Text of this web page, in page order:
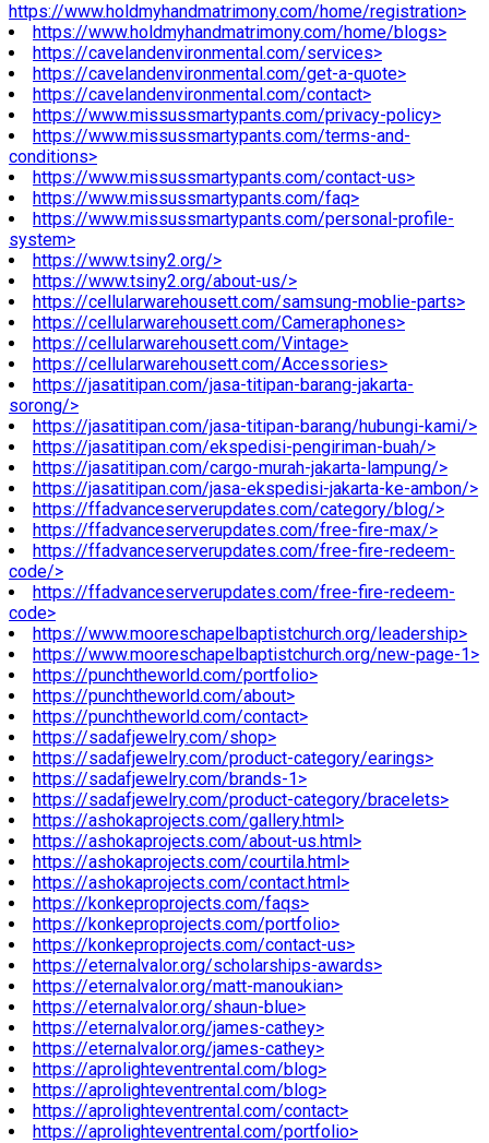
https://www.holdmyhandmatrimony.com/home/registration>
https://www.holdmyhandmatrimony.com/home/blogs>
https://cavelandenvironmental.com/services>
https://cavelandenvironmental.com/get-a-quote>
https://cavelandenvironmental.com/contact>
https://www.missussmartypants.com/privacy-policy>
https://www.missussmartypants.com/terms-and-
conditions>
https://www.missussmartypants.com/contact-us>
https://www.missussmartypants.com/faq>
https://www.missussmartypants.com/personal-profile-
system>
https://www.tsiny2.org/>
https://www.tsiny2.org/about-us/>
https://cellularwarehousett.com/samsung-moblie-parts>
https://cellularwarehousett.com/Cameraphones>
https://cellularwarehousett.com/Vintage>
https://cellularwarehousett.com/Accessories>
https://jasatitipan.com/jasa-titipan-barang-jakarta-
sorong/>
https://jasatitipan.com/jasa-titipan-barang/hubungi-kami/>
https://jasatitipan.com/ekspedisi-pengiriman-buah/>
https://jasatitipan.com/cargo-murah-jakarta-lampung/>
https://jasatitipan.com/jasa-ekspedisi-jakarta-ke-ambon/>
https://ffadvanceserverupdates.com/category/blog/>
https://ffadvanceserverupdates.com/free-fire-max/>
https://ffadvanceserverupdates.com/free-fire-redeem-
code/>
https://ffadvanceserverupdates.com/free-fire-redeem-
code>
https://www.mooreschapelbaptistchurch.org/leadership>
https://www.mooreschapelbaptistchurch.org/new-page-1>
https://punchtheworld.com/portfolio>
https://punchtheworld.com/about>
https://punchtheworld.com/contact>
https://sadafjewelry.com/shop>
https://sadafjewelry.com/product-category/earings>
https://sadafjewelry.com/brands-1>
https://sadafjewelry.com/product-category/bracelets>
https://ashokaprojects.com/gallery.html>
https://ashokaprojects.com/about-us.html>
https://ashokaprojects.com/courtila.html>
https://ashokaprojects.com/contact.html>
https://konkeproprojects.com/faqs>
https://konkeproprojects.com/portfolio>
https://konkeproprojects.com/contact-us>
https://eternalvalor.org/scholarships-awards>
https://eternalvalor.org/matt-manoukian>
https://eternalvalor.org/shaun-blue>
https://eternalvalor.org/james-cathey>
https://eternalvalor.org/james-cathey>
https://aprolighteventrental.com/blog>
https://aprolighteventrental.com/blog>
https://aprolighteventrental.com/contact>
https://aprolighteventrental.com/portfolio>